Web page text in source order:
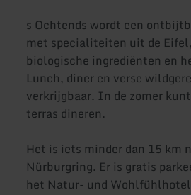
s Ochtends wordt een
met specialiteiten uit de
biologische ingrediënten en
Lunch, diner en verse
verkrijgbaar. In de zomer
terras dineren.
Het is iets minder dan 15 km
Nürburgring. Er is gratis
het Natur- und